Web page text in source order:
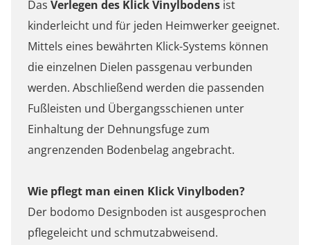
Das Verlegen des Klick Vinylbodens ist
kinderleicht und für jeden Heimwerker geeignet.
Mittels eines bewährten Klick-Systems können
die einzelnen Dielen passgenau verbunden
werden. Abschließend werden die passenden
Fußleisten und Übergangsschienen unter
Einhaltung der Dehnungsfuge zum
angrenzenden Bodenbelag angebracht.
Wie pflegt man einen Klick Vinylboden?
Der bodomo Designboden ist ausgesprochen
pflegeleicht und schmutzabweisend.